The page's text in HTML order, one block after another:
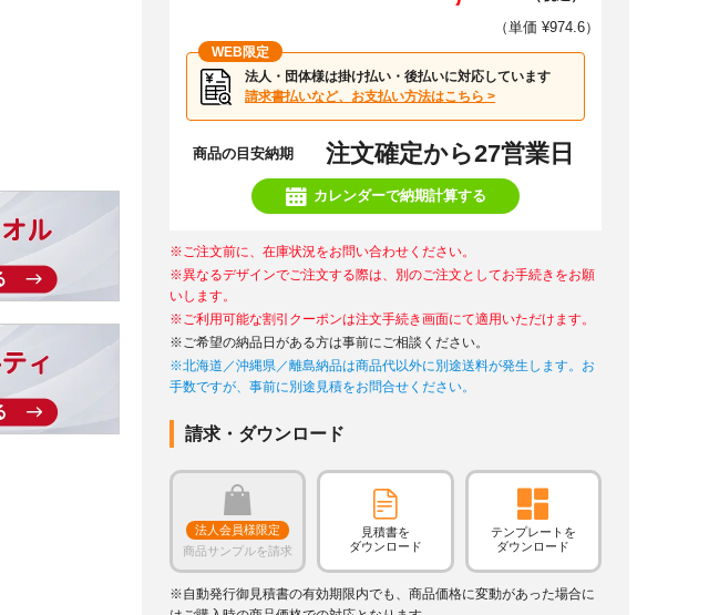
（単価 ¥974.6）
WEB限定
法人・団体様は掛け払い・後払いに対応しています
請求書払いなど、お支払い方法はこちら >
商品の目安納期 注文確定から27営業日
カレンダーで納期計算する
※ご注文前に、在庫状況をお問い合わせください。
※異なるデザインでご注文する際は、別のご注文としてお手続きをお願
いします。
※ご利用可能な割引クーポンは注文手続き画面にて適用いただけます。
※ご希望の納品日がある方は事前にご相談ください。
※北海道／沖縄県／離島納品は商品代以外に別途送料が発生します。お
手数ですが、事前に別途見積をお問合せください。
請求・ダウンロード
法人会員様限定
商品サンプルを請求
見積書を
ダウンロード
テンプレートを
ダウンロード
※自動発行御見積書の有効期限内でも、商品価格に変動があった場合に